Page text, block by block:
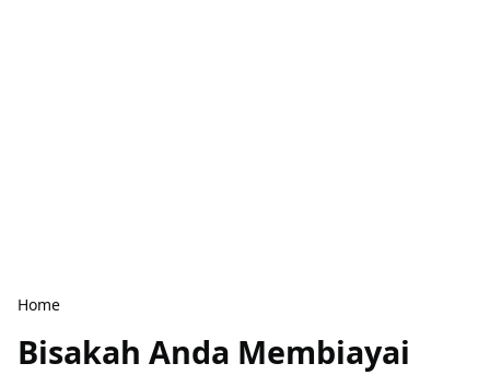
Home
Bisakah Anda Membiayai